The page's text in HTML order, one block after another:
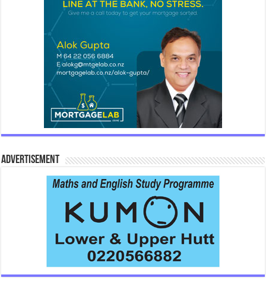
Advertisement